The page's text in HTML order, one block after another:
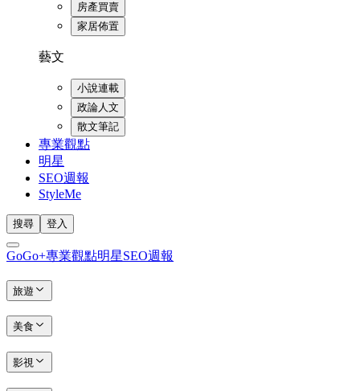
房產買賣
家居佈置
藝文
小說連載
政論人文
散文筆記
專業觀點
明星
SEO週報
StyleMe
搜尋 登入
GoGo+專業觀點明星SEO週報
旅遊
美食
影視